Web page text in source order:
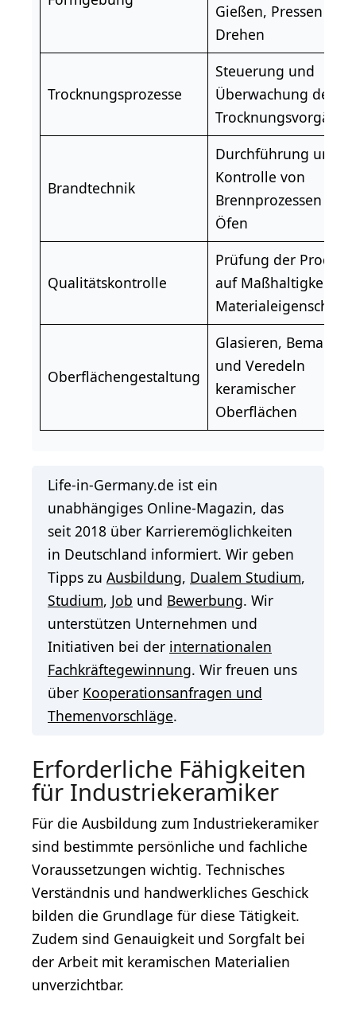
Gießen, Pressen
Drehen
Trocknungsprozesse
Steuerung und
Überwachung der
Trocknungsvorgänge
Brandtechnik
Durchführung und
Kontrolle von
Brennprozessen in
Öfen
Qualitätskontrolle
Prüfung der
auf Maßhaltigkeit
Oberflächengestaltung
Glasieren, Bemalen
und Veredeln
keramischer
Oberflächen
Life-in-Germany.de ist ein
unabhängiges Online-Magazin, das
seit 2018 über Karrieremöglichkeiten
in Deutschland informiert. Wir geben
Tipps zu Ausbildung, Dualem Studium,
Studium, Job und Bewerbung. Wir
unterstützen Unternehmen und
Initiativen bei der internationalen
Fachkräftegewinnung. Wir freuen uns
über Kooperationsanfragen und
Themenvorschläge.
Erforderliche Fähigkeiten
für Industriekeramiker
Für die Ausbildung zum Industriekeramiker
sind bestimmte persönliche und fachliche
Voraussetzungen wichtig. Technisches
Verständnis und handwerkliches Geschick
bilden die Grundlage für diese Tätigkeit.
Zudem sind Genauigkeit und Sorgfalt bei
der Arbeit mit keramischen Materialien
unverzichtbar.